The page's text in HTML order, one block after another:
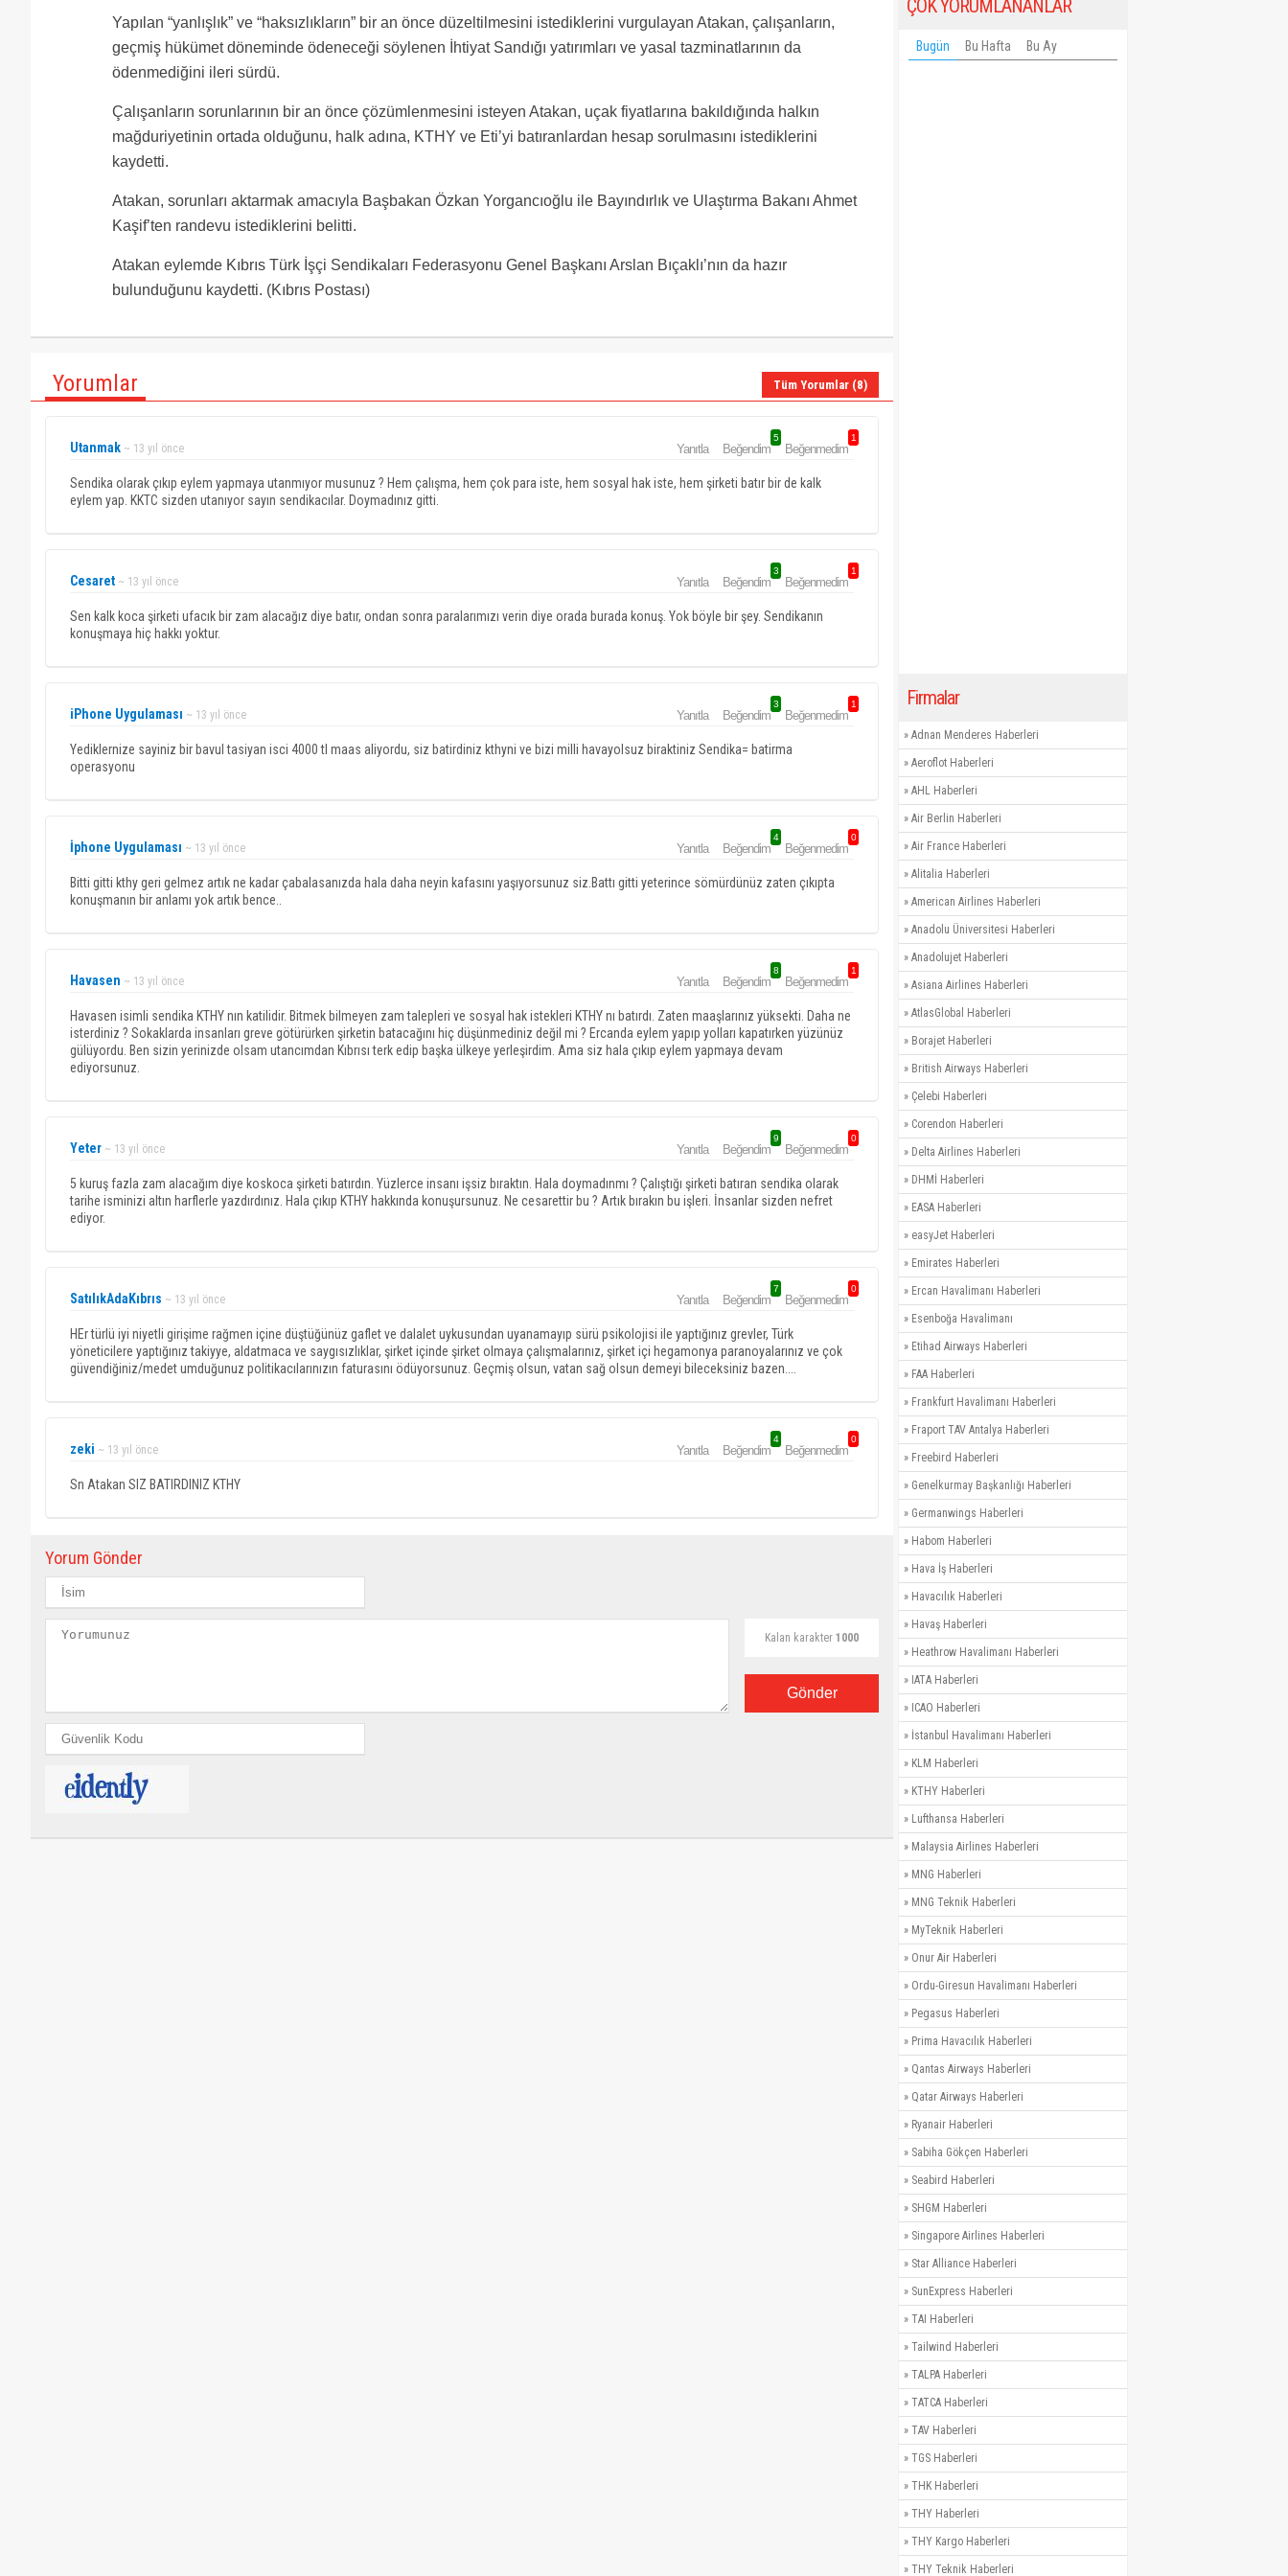
Yapılan “yanlışlık” ve “haksızlıkların” bir an önce düzeltilmesini istediklerini vurgulayan Atakan, çalışanların,
geçmiş hükümet döneminde ödeneceği söylenen İhtiyat Sandığı yatırımları ve yasal tazminatlarının da
ödenmediğini ileri sürdü.
Çalışanların sorunlarının bir an önce çözümlenmesini isteyen Atakan, uçak fiyatlarına bakıldığında halkın
mağduriyetinin ortada olduğunu, halk adına, KTHY ve Eti’yi batıranlardan hesap sorulmasını istediklerini
kaydetti.
Atakan, sorunları aktarmak amacıyla Başbakan Özkan Yorgancıoğlu ile Bayındırlık ve Ulaştırma Bakanı Ahmet
Kaşif’ten randevu istediklerini belitti.
Atakan eylemde Kıbrıs Türk İşçi Sendikaları Federasyonu Genel Başkanı Arslan Bıçaklı’nın da hazır
bulunduğunu kaydetti. (Kıbrıs Postası)
Yorumlar Tüm Yorumlar (8)
Utanmak ~ 13 yıl önce Yanıtla Beğendim
5
Beğenmedim
1
Sendika olarak çıkıp eylem yapmaya utanmıyor musunuz ? Hem çalışma, hem çok para iste, hem sosyal hak iste, hem şirketi batır bir de kalk
eylem yap. KKTC sizden utanıyor sayın sendikacılar. Doymadınız gitti.
Cesaret ~ 13 yıl önce Yanıtla Beğendim
3
Beğenmedim
1
Sen kalk koca şirketi ufacık bir zam alacağız diye batır, ondan sonra paralarımızı verin diye orada burada konuş. Yok böyle bir şey. Sendikanın
konuşmaya hiç hakkı yoktur.
iPhone Uygulaması ~ 13 yıl önce Yanıtla Beğendim
3
Beğenmedim
1
Yediklernize sayiniz bir bavul tasiyan isci 4000 tl maas aliyordu, siz batirdiniz kthyni ve bizi milli havayolsuz biraktiniz Sendika= batirma
operasyonu
İphone Uygulaması ~ 13 yıl önce Yanıtla Beğendim
4
Beğenmedim
0
Bitti gitti kthy geri gelmez artık ne kadar çabalasanızda hala daha neyin kafasını yaşıyorsunuz siz.Battı gitti yeterince sömürdünüz zaten çıkıpta
konuşmanın bir anlamı yok artık bence..
Havasen ~ 13 yıl önce Yanıtla Beğendim
8
Beğenmedim
1
Havasen isimli sendika KTHY nın katilidir. Bitmek bilmeyen zam talepleri ve sosyal hak istekleri KTHY nı batırdı. Zaten maaşlarınız yüksekti. Daha ne
isterdiniz ? Sokaklarda insanları greve götürürken şirketin batacağını hiç düşünmediniz değil mi ? Ercanda eylem yapıp yolları kapatırken yüzünüz
gülüyordu. Ben sizin yerinizde olsam utancımdan Kıbrısı terk edip başka ülkeye yerleşirdim. Ama siz hala çıkıp eylem yapmaya devam
ediyorsunuz.
Yeter ~ 13 yıl önce Yanıtla Beğendim
9
Beğenmedim
0
5 kuruş fazla zam alacağım diye koskoca şirketi batırdın. Yüzlerce insanı işsiz bıraktın. Hala doymadınmı ? Çalıştığı şirketi batıran sendika olarak
tarihe isminizi altın harflerle yazdırdınız. Hala çıkıp KTHY hakkında konuşursunuz. Ne cesarettir bu ? Artık bırakın bu işleri. İnsanlar sizden nefret
ediyor.
SatılıkAdaKıbrıs ~ 13 yıl önce Yanıtla Beğendim
7
Beğenmedim
0
HEr türlü iyi niyetli girişime rağmen içine düştüğünüz gaflet ve dalalet uykusundan uyanamayıp sürü psikolojisi ile yaptığınız grevler, Türk
yöneticilere yaptığınız takiyye, aldatmaca ve saygısızlıklar, şirket içinde şirket olmaya çalışmalarınız, şirket içi hegamonya paranoyalarınız ve çok
güvendiğiniz/medet umduğunuz politikacılarınızın faturasını ödüyorsunuz. Geçmiş olsun, vatan sağ olsun demeyi bileceksiniz bazen....
zeki ~ 13 yıl önce Yanıtla Beğendim
4
Beğenmedim
0
Sn Atakan SIZ BATIRDINIZ KTHY
Yorum Gönder
Kalan karakter 1000
Gönder
ÇOK YORUMLANANLAR
Bugün Bu Hafta Bu Ay
Firmalar
» Adnan Menderes Haberleri
» Aeroflot Haberleri
» AHL Haberleri
» Air Berlin Haberleri
» Air France Haberleri
» Alitalia Haberleri
» American Airlines Haberleri
» Anadolu Üniversitesi Haberleri
» Anadolujet Haberleri
» Asiana Airlines Haberleri
» AtlasGlobal Haberleri
» Borajet Haberleri
» British Airways Haberleri
» Çelebi Haberleri
» Corendon Haberleri
» Delta Airlines Haberleri
» DHMİ Haberleri
» EASA Haberleri
» easyJet Haberleri
» Emirates Haberleri
» Ercan Havalimanı Haberleri
» Esenboğa Havalimanı
» Etihad Airways Haberleri
» FAA Haberleri
» Frankfurt Havalimanı Haberleri
» Fraport TAV Antalya Haberleri
» Freebird Haberleri
» Genelkurmay Başkanlığı Haberleri
» Germanwings Haberleri
» Habom Haberleri
» Hava İş Haberleri
» Havacılık Haberleri
» Havaş Haberleri
» Heathrow Havalimanı Haberleri
» IATA Haberleri
» ICAO Haberleri
» İstanbul Havalimanı Haberleri
» KLM Haberleri
» KTHY Haberleri
» Lufthansa Haberleri
» Malaysia Airlines Haberleri
» MNG Haberleri
» MNG Teknik Haberleri
» MyTeknik Haberleri
» Onur Air Haberleri
» Ordu-Giresun Havalimanı Haberleri
» Pegasus Haberleri
» Prima Havacılık Haberleri
» Qantas Airways Haberleri
» Qatar Airways Haberleri
» Ryanair Haberleri
» Sabiha Gökçen Haberleri
» Seabird Haberleri
» SHGM Haberleri
» Singapore Airlines Haberleri
» Star Alliance Haberleri
» SunExpress Haberleri
» TAI Haberleri
» Tailwind Haberleri
» TALPA Haberleri
» TATCA Haberleri
» TAV Haberleri
» TGS Haberleri
» THK Haberleri
» THY Haberleri
» THY Kargo Haberleri
» THY Teknik Haberleri